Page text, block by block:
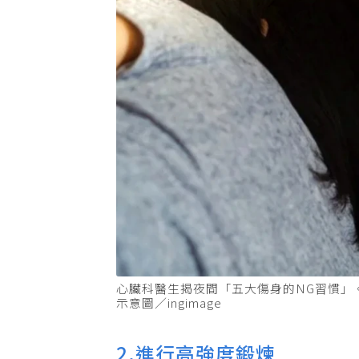
心臟科醫生揭夜間「五大傷身的NG習慣」
示意圖／ingimage